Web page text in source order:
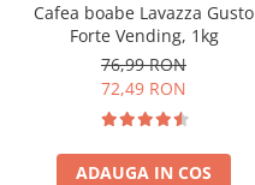
Cafea boabe Lavazza Gusto
Forte Vending, 1kg
76,99 RON
72,49 RON
ADAUGA IN COS